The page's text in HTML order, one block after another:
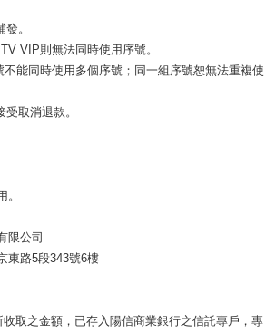
。
VIP則無法同時使用序號。
能同時使用多個序號；同一組序號恕無法重複使
取消退款。
限公司
東路5段343號6樓
取之金額，已存入陽信商業銀行之信託專戶，專